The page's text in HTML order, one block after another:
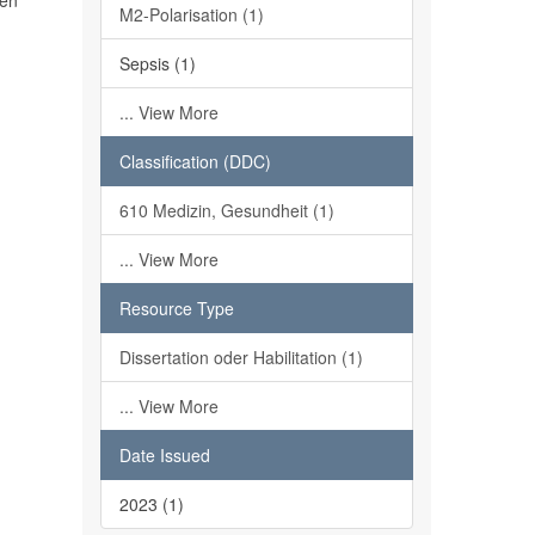
M2-Polarisation (1)
Sepsis (1)
... View More
Classification (DDC)
610 Medizin, Gesundheit (1)
... View More
Resource Type
Dissertation oder Habilitation (1)
... View More
Date Issued
2023 (1)